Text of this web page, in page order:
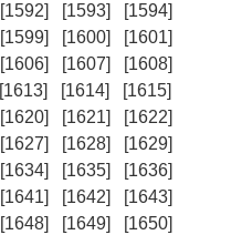
[1592] [1593]
[1594]
[1599] [1600]
[1601]
[1606] [1607]
[1608]
[1613] [1614]
[1615]
[1620] [1621]
[1622]
[1627] [1628]
[1629]
[1634] [1635]
[1636]
[1641] [1642]
[1643]
[1648] [1649]
[1650]